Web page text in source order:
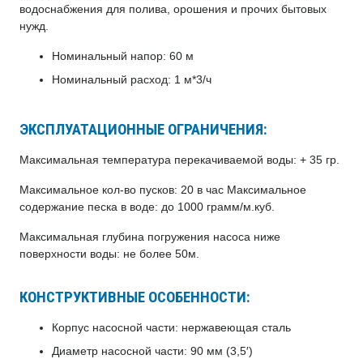
водоснабжения для полива, орошения и прочих бытовых
нужд.
Номинальный напор: 60 м
Номинальный расход: 1 м*3/ч
ЭКСПЛУАТАЦИОННЫЕ ОГРАНИЧЕНИЯ:
Максимальная температура перекачиваемой воды: + 35 гр.
Максимальное кол-во пусков: 20 в час Максимальное
содержание песка в воде: до 1000 грамм/м.куб.
Максимальная глубина погружения насоса ниже
поверхности воды: не более 50м.
КОНСТРУКТИВНЫЕ ОСОБЕННОСТИ:
Корпус насосной части: нержавеющая сталь
Диаметр насосной части: 90 мм (3,5′)